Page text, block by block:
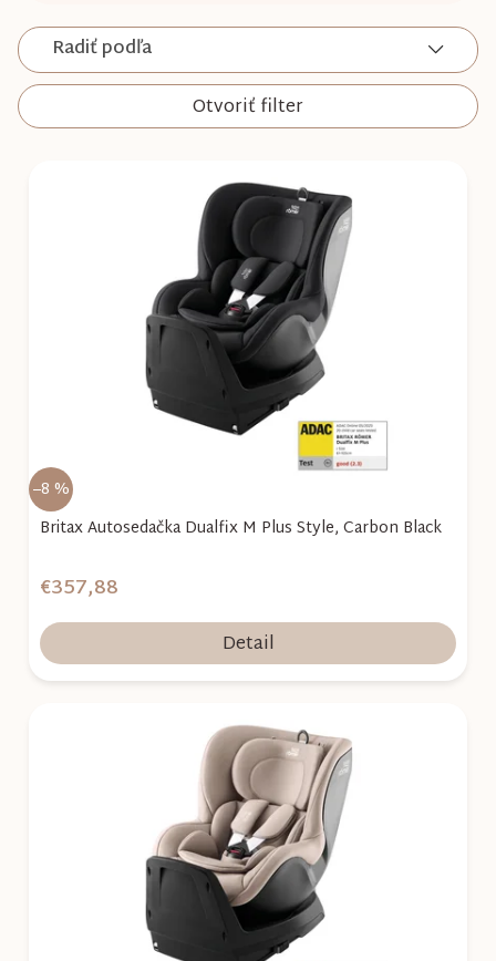
Radiť podľa
Otvoriť filter
–8 %
Britax Autosedačka Dualfix M Plus Style, Carbon Black
€357,88
Detail